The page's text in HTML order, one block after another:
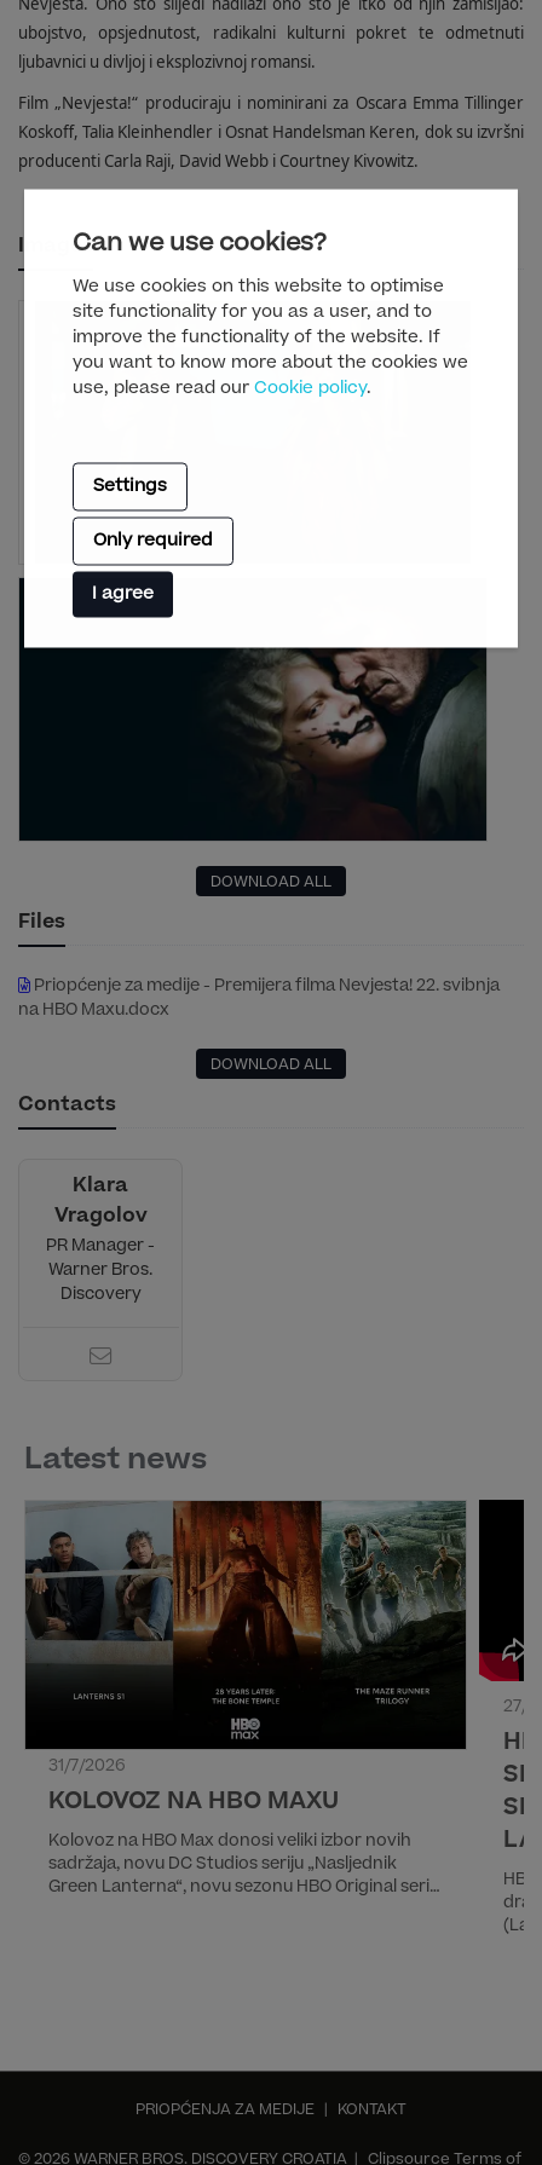
Can we use cookies?
We use cookies on this website to optimise
site functionality for you as a user, and to
improve the functionality of the website. If
you want to know more about the cookies we
use, please read our Cookie policy.
Settings
Only required
I agree
ubojstvo, opsjednutost, radikalni kulturni pokret te odmetnuti
ljubavnici u divljoj i eksplozivnoj romansi.
Film „Nevjesta!“ produciraju i nominirani za Oscara Emma Tillinger
Koskoff, Talia Kleinhendler i Osnat Handelsman Keren, dok su izvršni
producenti Carla Raji, David Webb i Courtney Kivowitz.
Images
DOWNLOAD ALL
Files
Priopćenje za medije - Premijera filma Nevjesta! 22. svibnja
na HBO Maxu.docx
DOWNLOAD ALL
Contacts
Klara
Vragolov
PR Manager -
Warner Bros.
Discovery
Latest news
31/7/2026
KOLOVOZ NA HBO MAXU
Kolovoz na HBO Max donosi veliki izbor novih
sadržaja, novu DC Studios seriju „Nasljednik
Green Lanterna“, novu sezonu HBO Original serije
27/
PRIOPĆENJA ZA MEDIJE KONTAKT
© 2026 WARNER BROS. DISCOVERY CROATIA | Clipsource Terms of